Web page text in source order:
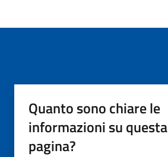
Quanto sono chiare le
informazioni su questa
pagina?